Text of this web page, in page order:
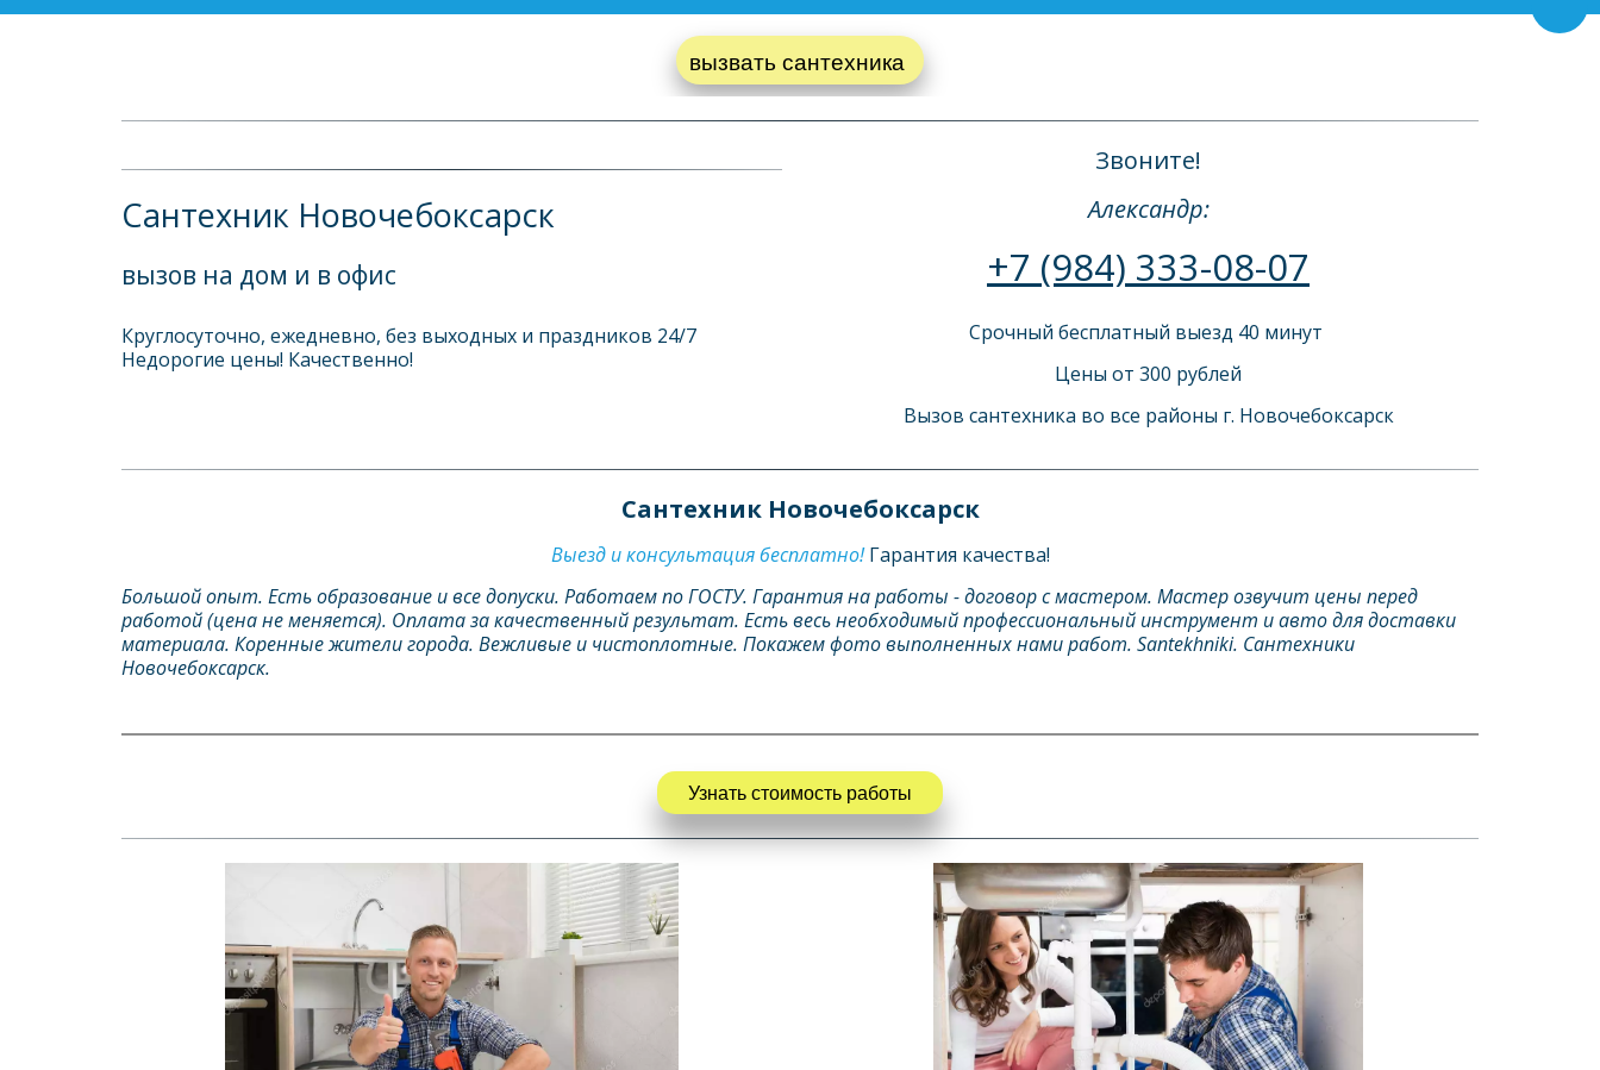
вызвать сантехника
Сантехник Новочебоксарск
вызов на дом и в офис
Круглосуточно, ежедневно, без выходных и праздников 24/7
Недорогие цены! Качественно!
Звоните!
Александр:
+7 (984) 333-08-07
Срочный бесплатный выезд 40 минут
Цены от 300 рублей
Вызов сантехника во все районы г. Новочебоксарск
Сантехник Новочебоксарск
Выезд и консультация бесплатно! Гарантия качества!
Большой опыт. Есть образование и все допуски. Работаем по ГОСТУ. Гарантия на работы - договор с мастером. Мастер озвучит цены перед
работой (цена не меняется). Оплата за качественный результат. Есть весь необходимый профессиональный инструмент и авто для доставки
материала. Коренные жители города. Вежливые и чистоплотные. Покажем фото выполненных нами работ. Santekhniki. Сантехники
Новочебоксарск.
Узнать стоимость работы